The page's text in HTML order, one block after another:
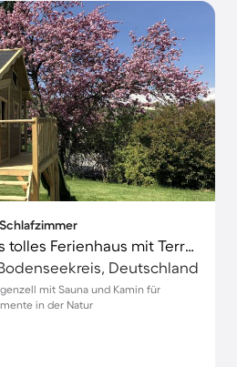
Schlafzimmer
Familienorientiertes tolles Ferienhaus mit Terrasse, Grill und Sauna | Naturblick
Deutschland
mit Sauna und Kamin für
in der Natur